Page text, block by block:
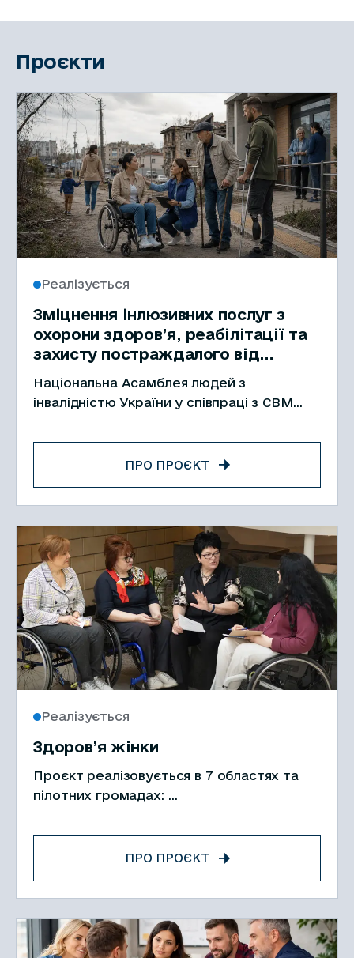
Проєкти
Реалізується
Зміцнення інлюзивних послуг з
охорони здоров’я, реабілітації та
захисту постраждалого від
Національна Асамблея людей з
інвалідністю України у співпраці з CBM
“Strengthening health, protection, and
resilience of vulnerable people in Ukraine”.
продовжують жити в умовах війни,
підвищених безпекових ризиків і
складного доступу до послуг. Йдеться не
[…]
ПРО ПРОЄКТ
Реалізується
Здоров’я жінки
Проєкт реалізовується в 7 областях та
пілотних громадах:
Київська (Броварська громада);
Миколаївська – (Казанківська громада);
(Чернівецька міська громада).
ПРО ПРОЄКТ